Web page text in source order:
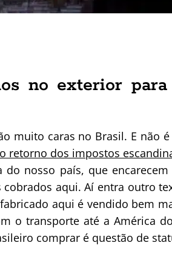
no exterior
muito caras no Brasil. E não
retorno dos impostos
do nosso país, que
cobrados aqui. Aí entra outro
aqui é vendido bem
o transporte até a América
comprar é questão de